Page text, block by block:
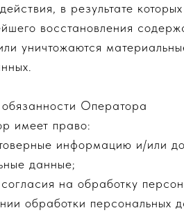
в результате
восстановления
уничтожаются
Оператора
имеет право:
информацию и/или
данные;
на обработку
обработки персональных